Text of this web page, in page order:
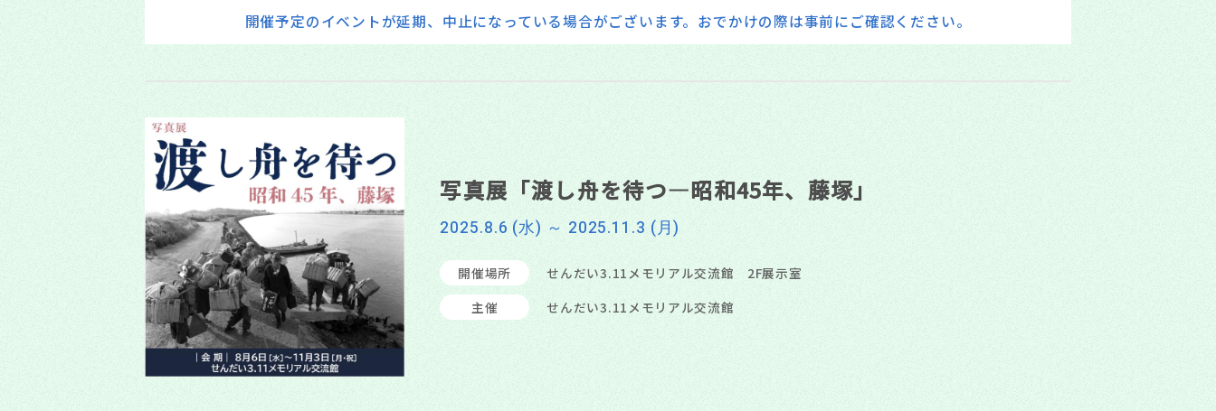
開催予定のイベントが延期、中止になっている場合がございます。おでかけの際は事前にご確認ください。
写真展「渡し舟を待つ―昭和45年、藤塚」
2025.8.6 (水) ～ 2025.11.3 (月)
開催場所
せんだい3.11メモリアル交流館 2F展示室
主催
せんだい3.11メモリアル交流館